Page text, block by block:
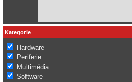
Kategorie
Hardware
Periferie
Multimédia
Software